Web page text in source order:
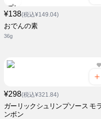
¥138(税込¥149.04)
おでんの素
36g
¥298(税込¥321.84)
ガーリックシュリンプソース モ
ンボン